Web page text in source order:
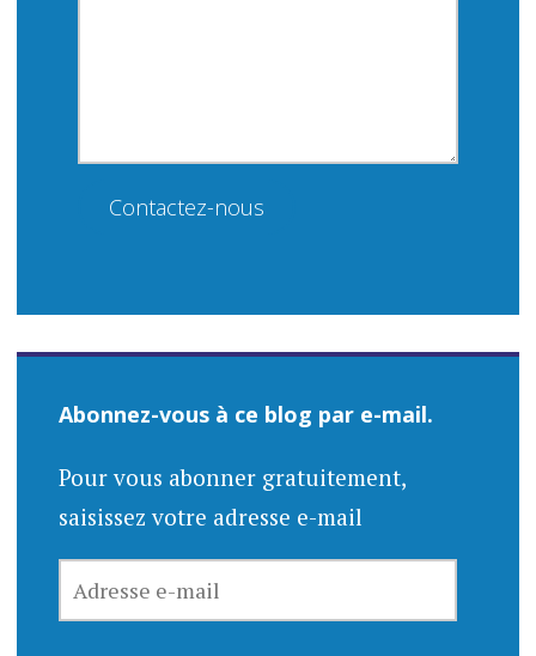
Contactez-nous
Abonnez-vous à ce blog par e-mail.
Pour vous abonner gratuitement,
saisissez votre adresse e-mail
E-
MAIL